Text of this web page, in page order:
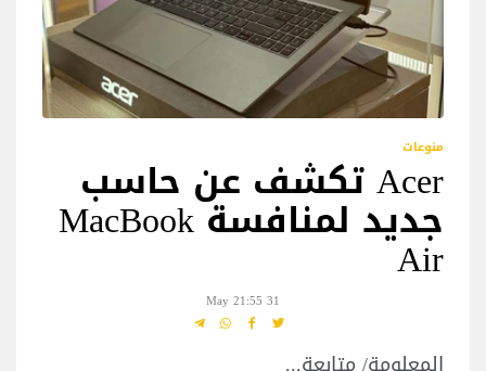
منوعات
Acer تكشف عن حاسب
جديد لمنافسة MacBook
Air
31 May 21:55